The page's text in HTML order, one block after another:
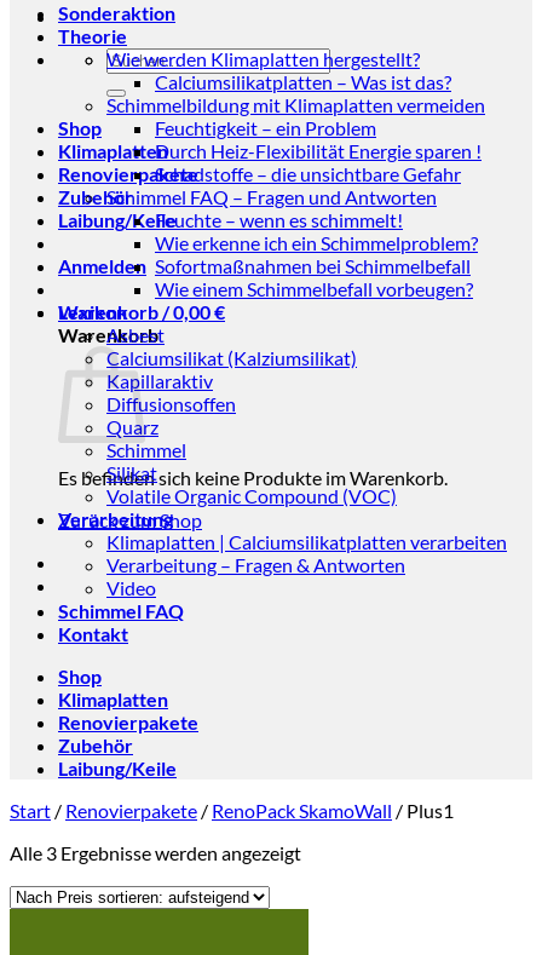
Suchen
nach:
Shop
Klimaplatten
Renovierpakete
Zubehör
Laibung/Keile
Anmelden
Warenkorb /0,00€
Warenkorb
Es befinden sich keine Produkte im Warenkorb.
Zurück zum Shop
Sonderaktion
Theorie
Wie werden Klimaplatten hergestellt?
Calciumsilikatplatten – Was ist das?
Schimmelbildung mit Klimaplatten vermeiden
Feuchtigkeit – ein Problem
Durch Heiz-Flexibilität Energie sparen !
Schadstoffe – die unsichtbare Gefahr
Schimmel FAQ – Fragen und Antworten
Feuchte – wenn es schimmelt!
Wie erkenne ich ein Schimmelproblem?
Sofortmaßnahmen bei Schimmelbefall
Wie einem Schimmelbefall vorbeugen?
Lexikon
Asbest
Calciumsilikat (Kalziumsilikat)
Kapillaraktiv
Diffusionsoffen
Quarz
Schimmel
Silikat
Volatile Organic Compound (VOC)
Verarbeitung
Klimaplatten | Calciumsilikatplatten verarbeiten
Verarbeitung – Fragen & Antworten
Video
Schimmel FAQ
Kontakt
Shop
Klimaplatten
Renovierpakete
Zubehör
Laibung/Keile
Start / Renovierpakete / RenoPack SkamoWall / Plus1
Alle 3 Ergebnisse werden angezeigtNach